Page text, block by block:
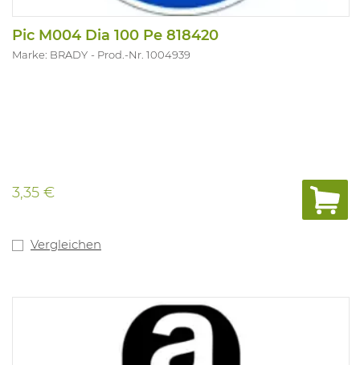
Pic M004 Dia 100 Pe 818420
Marke: BRADY Prod.-Nr. 1004939
3,35 €
Vergleichen